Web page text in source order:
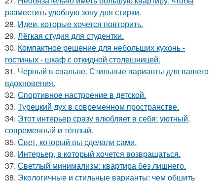
разместить удобную зону для стирки.
28. Идеи, которые хочется повторить.
29. Лёгкая студия для студентки.
30. Компактное решение для небольших кухонь -
гостиных - шкаф с откидной столешницей.
31. Черный в спальне. Стильные варианты для вашего
вдохновения.
32. Спортивное настроение в детской.
33. Турецкий дух в современном пространстве.
34. Этот интерьер сразу влюбляет в себя: уютный,
современный и тёплый.
35. Свет, который вы сделали сами.
36. Интерьер, в который хочется возвращаться.
37. Светлый минимализм: квартира без лишнего.
38. Экологичные и стильные варианты: чем обшить